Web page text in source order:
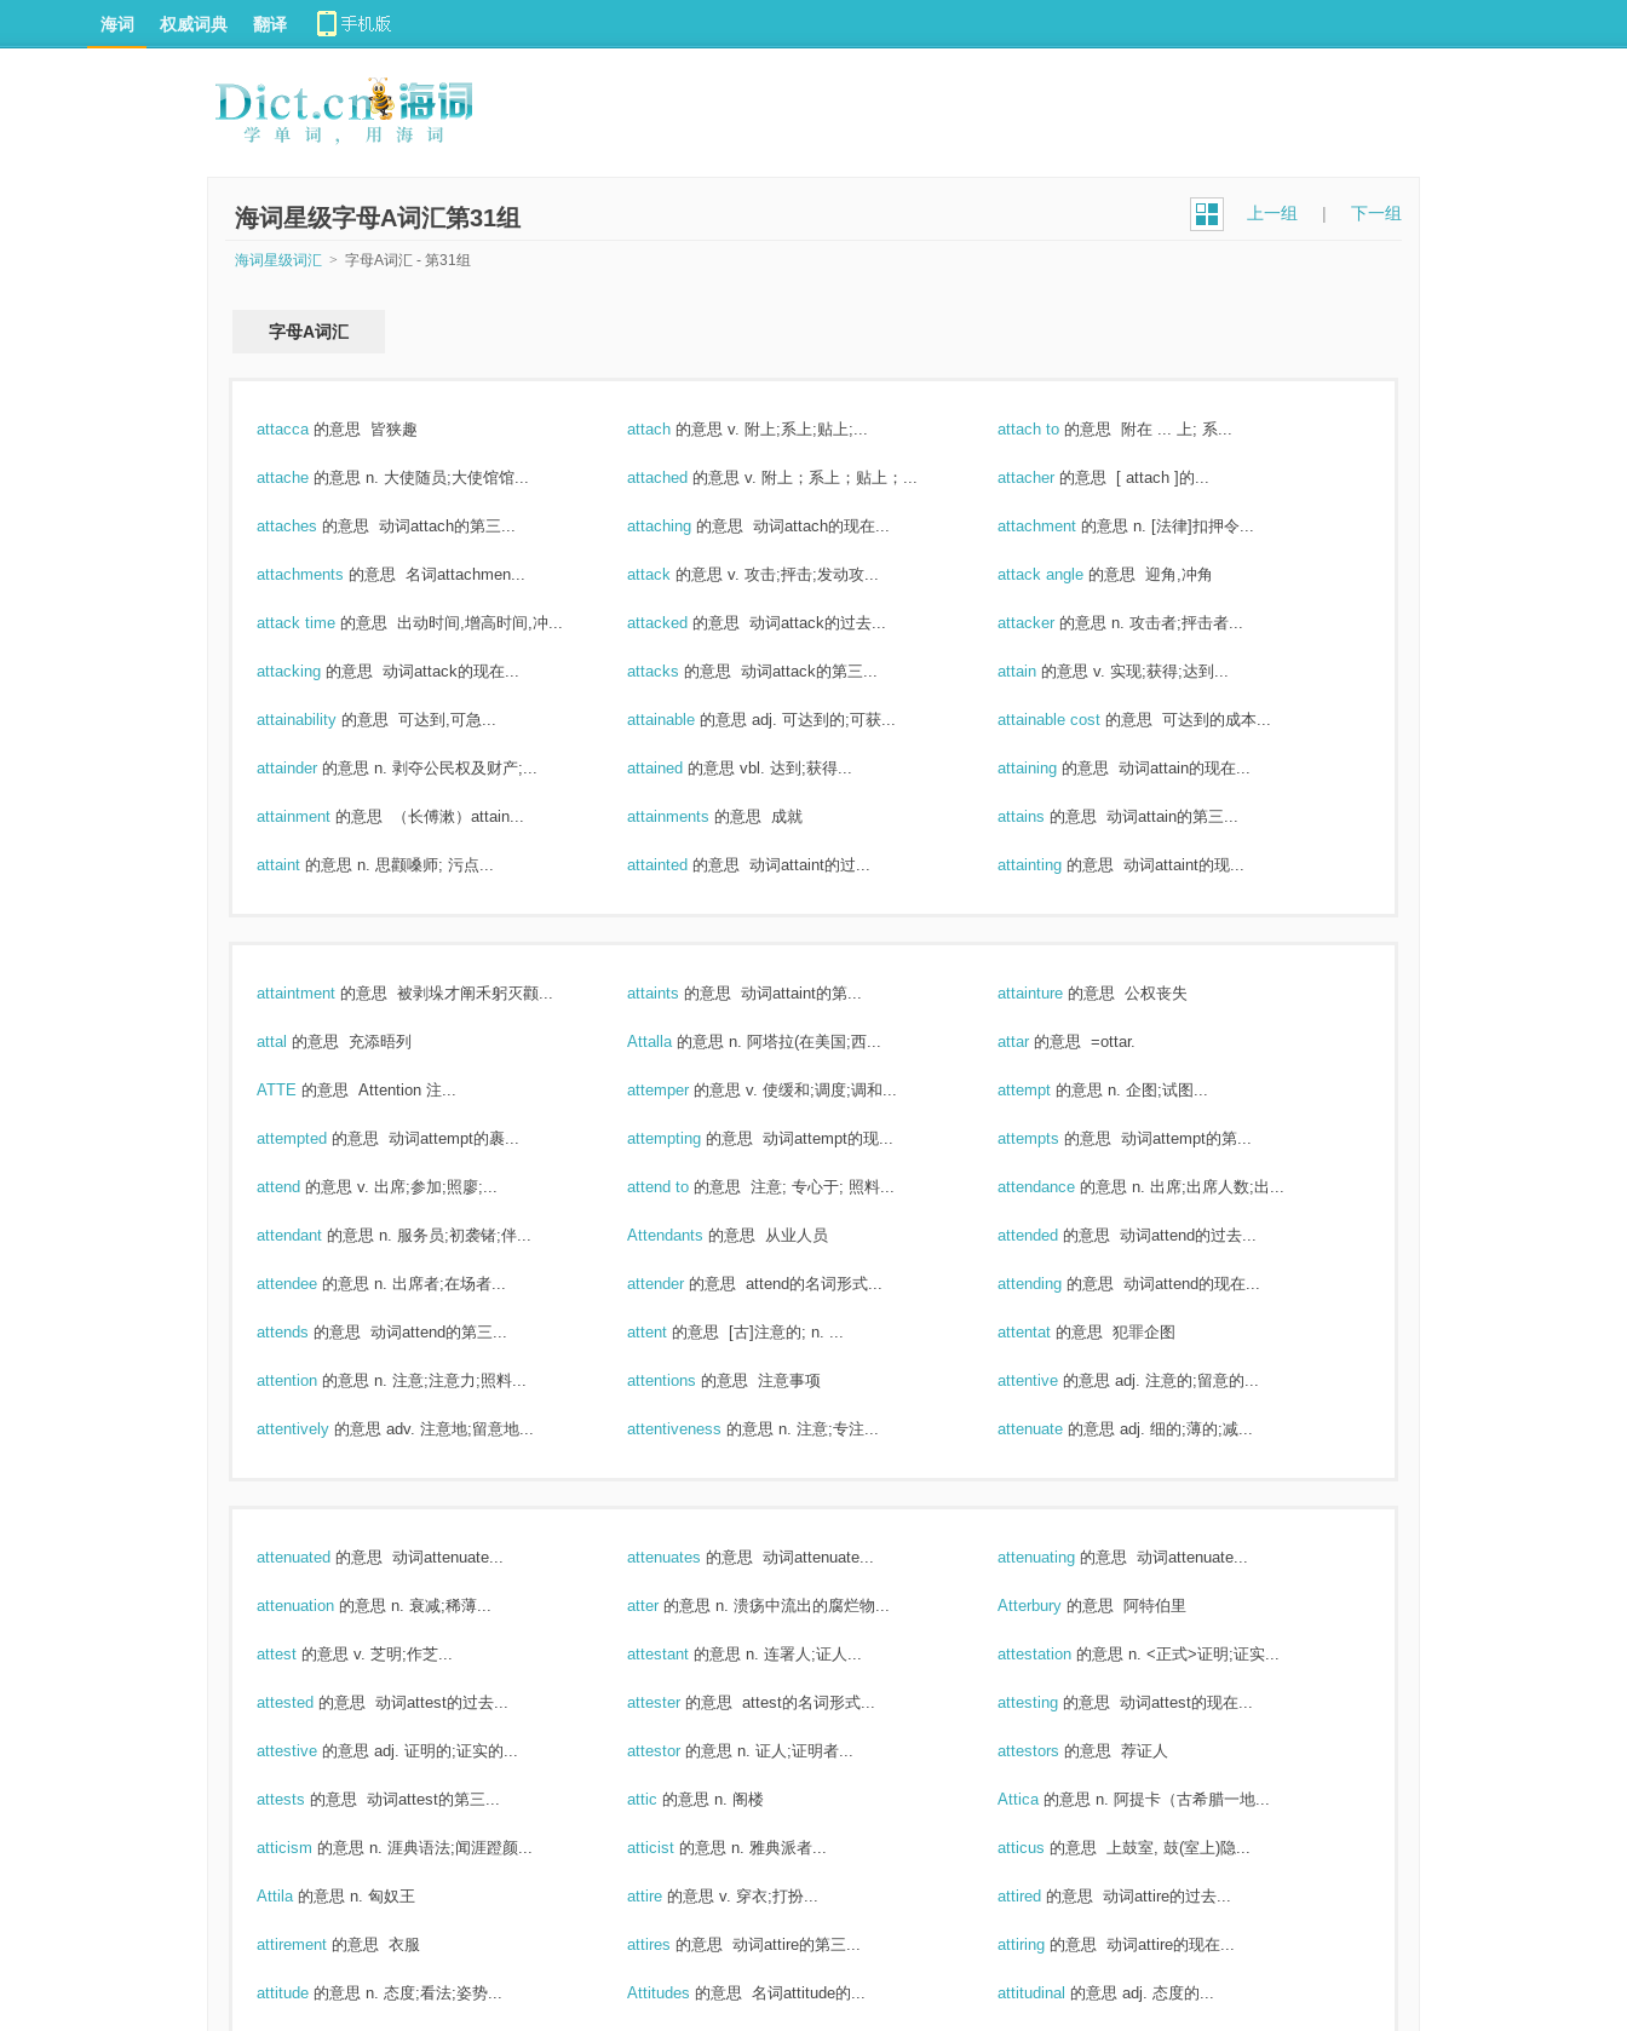
海词 权威词典 翻译
上一组 | 下一组
海词星级字母A词汇第31组
海词星级词汇 > 字母A词汇 - 第31组
字母A词汇
attacca 的意思 皆狭趣 attach 的意思 v. 附上;系上;贴上;... attach to 的意思 附在 ... 上; 系...
attache 的意思 n. 大使随员;大使馆馆... attached 的意思 v. 附上；系上；贴上；... attacher 的意思 [ attach ]的...
attaches 的意思 动词attach的第三... attaching 的意思 动词attach的现在... attachment 的意思 n. [法律]扣押令...
attachments 的意思 名词attachmen... attack 的意思 v. 攻击;抨击;发动攻... attack angle 的意思 迎角,冲角
attack time 的意思 出动时间,增高时间,冲... attacked 的意思 动词attack的过去... attacker 的意思 n. 攻击者;抨击者...
attacking 的意思 动词attack的现在... attacks 的意思 动词attack的第三... attain 的意思 v. 实现;获得;达到...
attainability 的意思 可达到,可急... attainable 的意思 adj. 可达到的;可获... attainable cost 的意思 可达到的成本...
attainder 的意思 n. 剥夺公民权及财产;... attained 的意思 vbl. 达到;获得... attaining 的意思 动词attain的现在...
attainment 的意思 （长傅漱）attain... attainments 的意思 成就 attains 的意思 动词attain的第三...
attaint 的意思 n. 思颧嗓师; 污点... attainted 的意思 动词attaint的过... attainting 的意思 动词attaint的现...
attaintment 的意思 被剥垛才阐禾躬灭颧... attaints 的意思 动词attaint的第... attainture 的意思 公权丧失
attal 的意思 充添晤列 Attalla 的意思 n. 阿塔拉(在美国;西... attar 的意思 =ottar.
ATTE 的意思 Attention 注... attemper 的意思 v. 使缓和;调度;调和... attempt 的意思 n. 企图;试图...
attempted 的意思 动词attempt的裹... attempting 的意思 动词attempt的现... attempts 的意思 动词attempt的第...
attend 的意思 v. 出席;参加;照廖;... attend to 的意思 注意; 专心于; 照料... attendance 的意思 n. 出席;出席人数;出...
attendant 的意思 n. 服务员;初袭锗;伴... Attendants 的意思 从业人员 attended 的意思 动词attend的过去...
attendee 的意思 n. 出席者;在场者... attender 的意思 attend的名词形式... attending 的意思 动词attend的现在...
attends 的意思 动词attend的第三... attent 的意思 [古]注意的; n. ... attentat 的意思 犯罪企图
attention 的意思 n. 注意;注意力;照料... attentions 的意思 注意事项 attentive 的意思 adj. 注意的;留意的...
attentively 的意思 adv. 注意地;留意地... attentiveness 的意思 n. 注意;专注... attenuate 的意思 adj. 细的;薄的;减...
attenuated 的意思 动词attenuate... attenuates 的意思 动词attenuate... attenuating 的意思 动词attenuate...
attenuation 的意思 n. 衰减;稀薄... atter 的意思 n. 溃疡中流出的腐烂物... Atterbury 的意思 阿特伯里
attest 的意思 v. 芝明;作芝... attestant 的意思 n. 连署人;证人... attestation 的意思 n. <正式>证明;证实...
attested 的意思 动词attest的过去... attester 的意思 attest的名词形式... attesting 的意思 动词attest的现在...
attestive 的意思 adj. 证明的;证实的... attestor 的意思 n. 证人;证明者... attestors 的意思 荐证人
attests 的意思 动词attest的第三... attic 的意思 n. 阁楼 Attica 的意思 n. 阿提卡（古希腊一地...
atticism 的意思 n. 涯典语法;闻涯蹬颜... atticist 的意思 n. 雅典派者... atticus 的意思 上鼓室, 鼓(室上)隐...
Attila 的意思 n. 匈奴王 attire 的意思 v. 穿衣;打扮... attired 的意思 动词attire的过去...
attirement 的意思 衣服 attires 的意思 动词attire的第三... attiring 的意思 动词attire的现在...
attitude 的意思 n. 态度;看法;姿势... Attitudes 的意思 名词attitude的... attitudinal 的意思 adj. 态度的...